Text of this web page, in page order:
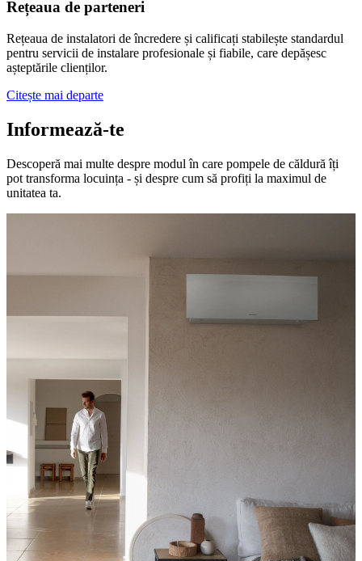
Rețeaua de parteneri
Rețeaua de instalatori de încredere și calificați stabilește standardul
pentru servicii de instalare profesionale și fiabile, care depășesc
așteptările clienților.
Citește mai departe
Informează-te
Descoperă mai multe despre modul în care pompele de căldură îți
pot transforma locuința - și despre cum să profiți la maximul de
unitatea ta.